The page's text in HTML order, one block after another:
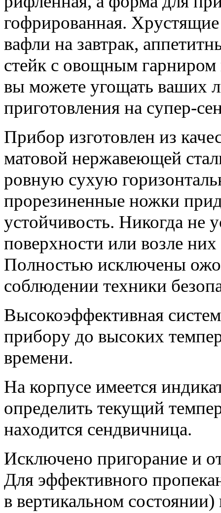
гофрированная.
вафли на завтрак,
стейк с овощным
вы можете угощать ваших
приготовления на супер-
Прибор изготовлен из
матовой нержавеющей
ровную сухую
прорезиненные ножки
устойчивость. Никогда не
поверхности или возле
Полностью исключены
соблюдении техники
Высокоэффективная
прибору до высоких
времени.
На корпусе имеется
определить текущий
находится сендвичница.
Исключено пригорание и
Для эффективного
в вертикальном